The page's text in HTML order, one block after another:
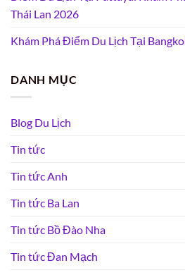
Thái Lan 2026
Khám Phá Điểm Du Lịch Tại
DANH MỤC
Blog Du Lịch
Tin tức
Tin tức Anh
Tin tức Ba Lan
Tin tức Bồ Đào Nha
Tin tức Đan Mạch